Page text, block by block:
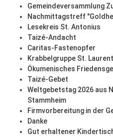
Gemeindeversammlung
Nachmittagstreff
Lesekreis St. Antonius
Taizé-Andacht
Caritas-Fastenopfer
Krabbelgruppe St.
Ökumenisches
Taizé-Gebet
Weltgebetstag 2026 aus
Stammheim
Firmvorbereitung in der
Danke
Gut erhaltener